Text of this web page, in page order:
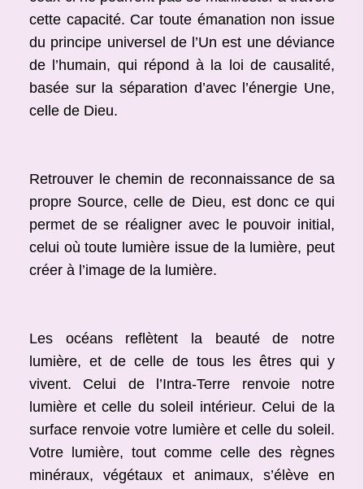
cette capacité. Car toute émanation non issue
du principe universel de l’Un est une déviance
de l’humain, qui répond à la loi de causalité,
basée sur la séparation d’avec l’énergie Une,
celle de Dieu.
Retrouver le chemin de reconnaissance de sa
propre Source, celle de Dieu, est donc ce qui
permet de se réaligner avec le pouvoir initial,
celui où toute lumière issue de la lumière, peut
créer à l’image de la lumière.
Les océans reflètent la beauté de notre
lumière, et de celle de tous les êtres qui y
vivent. Celui de l’Intra-Terre renvoie notre
lumière et celle du soleil intérieur. Celui de la
surface renvoie votre lumière et celle du soleil.
Votre lumière, tout comme celle des règnes
minéraux, végétaux et animaux, s’élève en